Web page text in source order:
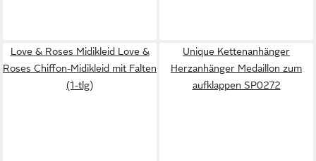
Love & Roses Midikleid Love &
Roses Chiffon-Midikleid mit Falten
(1-tlg)
Unique Kettenanhänger
Herzanhänger Medaillon zum
aufklappen SP0272